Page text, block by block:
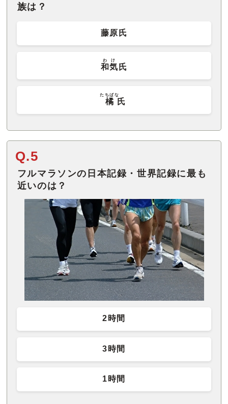
族は？
藤原氏
和気
わけ
氏
橘
たちばな
氏
Q.5
フルマラソンの日本記録・世界記録に最も
近いのは？
2時間
3時間
1時間